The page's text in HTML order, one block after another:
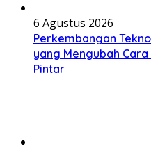
6 Agustus 2026
Perkembangan
yang Mengubah
Pintar